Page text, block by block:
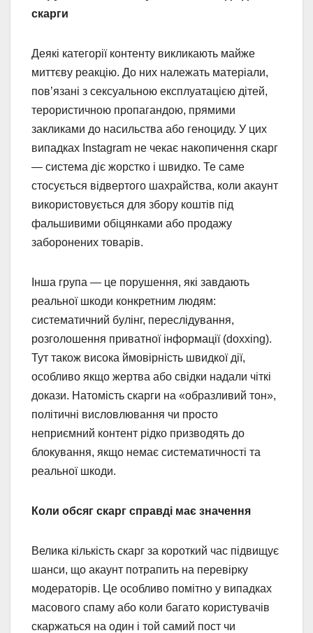
скарги
Деякі категорії контенту викликають майже
миттєву реакцію. До них належать матеріали,
пов’язані з сексуальною експлуатацією дітей,
терористичною пропагандою, прямими
закликами до насильства або геноциду. У цих
випадках Instagram не чекає накопичення скарг
— система діє жорстко і швидко. Те саме
стосується відвертого шахрайства, коли акаунт
використовується для збору коштів під
фальшивими обіцянками або продажу
заборонених товарів.
Інша група — це порушення, які завдають
реальної шкоди конкретним людям:
систематичний булінг, переслідування,
розголошення приватної інформації (doxxing).
Тут також висока ймовірність швидкої дії,
особливо якщо жертва або свідки надали чіткі
докази. Натомість скарги на «образливий тон»,
політичні висловлювання чи просто
неприємний контент рідко призводять до
блокування, якщо немає систематичності та
реальної шкоди.
Коли обсяг скарг справді має значення
Велика кількість скарг за короткий час підвищує
шанси, що акаунт потрапить на перевірку
модераторів. Це особливо помітно у випадках
масового спаму або коли багато користувачів
скаржаться на один і той самий пост чи